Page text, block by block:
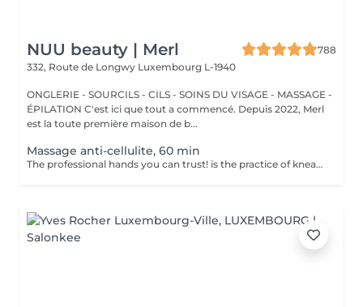
NUU beauty | Merl
788
332, Route de Longwy Luxembourg L-1940
ONGLERIE - SOURCILS - CILS - SOINS DU VISAGE - MASSAGE -
ÉPILATION C'est ici que tout a commencé. Depuis 2022, Merl
est la toute première maison de b...
Massage anti-cellulite, 60 min
The professional hands you can trust! is the practice of kneading or manipulating a person's muscles and other soft-tissue in order to reduce stress, reduce muscle pain, increase relaxation and improve the work of the immune system. Benefits of getting an anti-cellulite massage: - improves blood circulation - congestion in the skin goes away - metabolic processes in cells and tissues are activated - muscles and tissues are saturated with oxygen and minerals - skin becomes smooth and elastic How is massage anti-cellulite done? - back is massaged - arms are massaged - legs are massaged - belly is massaged Age restrictions: recommended to do from 16 years. Post procedure recommendations: do not do sport and any sharp movements for 2-3 hours after the procedure. Frequency: 2-3 times per week, 10 times in total. Repeat once in 3-6 months.